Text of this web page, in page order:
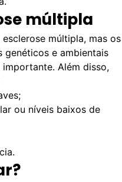
múltipla
múltipla, mas os
genéticos e ambientais
importante. Além disso,
ou níveis baixos de